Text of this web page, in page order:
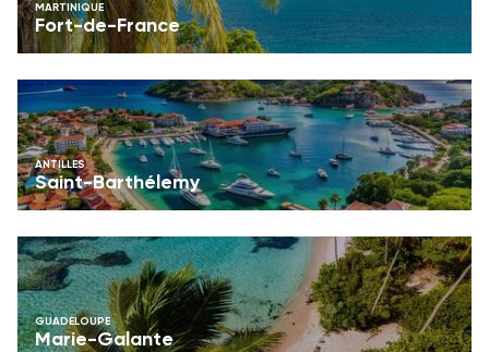
MARTINIQUE
Fort-de-France
ANTILLES
Saint-Barthélemy
GUADELOUPE
Marie-Galante